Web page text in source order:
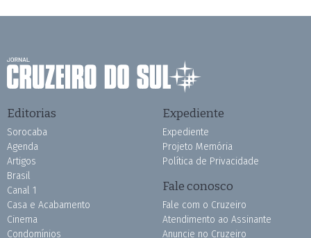
Editorias
Sorocaba
Agenda
Artigos
Brasil
Canal 1
Casa e Acabamento
Cinema
Condomínios
Expediente
Expediente
Projeto Memória
Política de Privacidade
Fale conosco
Fale com o Cruzeiro
Atendimento ao Assinante
Anuncie no Cruzeiro